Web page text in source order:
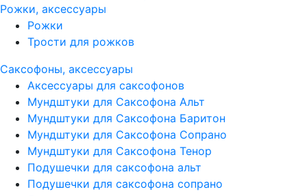
Рожки, аксессуары
Рожки
Трости для рожков
Саксофоны, аксессуары
Аксессуары для саксофонов
Мундштуки для Саксофона Альт
Мундштуки для Саксофона Баритон
Мундштуки для Саксофона Сопрано
Мундштуки для Саксофона Тенор
Подушечки для саксофона альт
Подушечки для саксофона сопрано